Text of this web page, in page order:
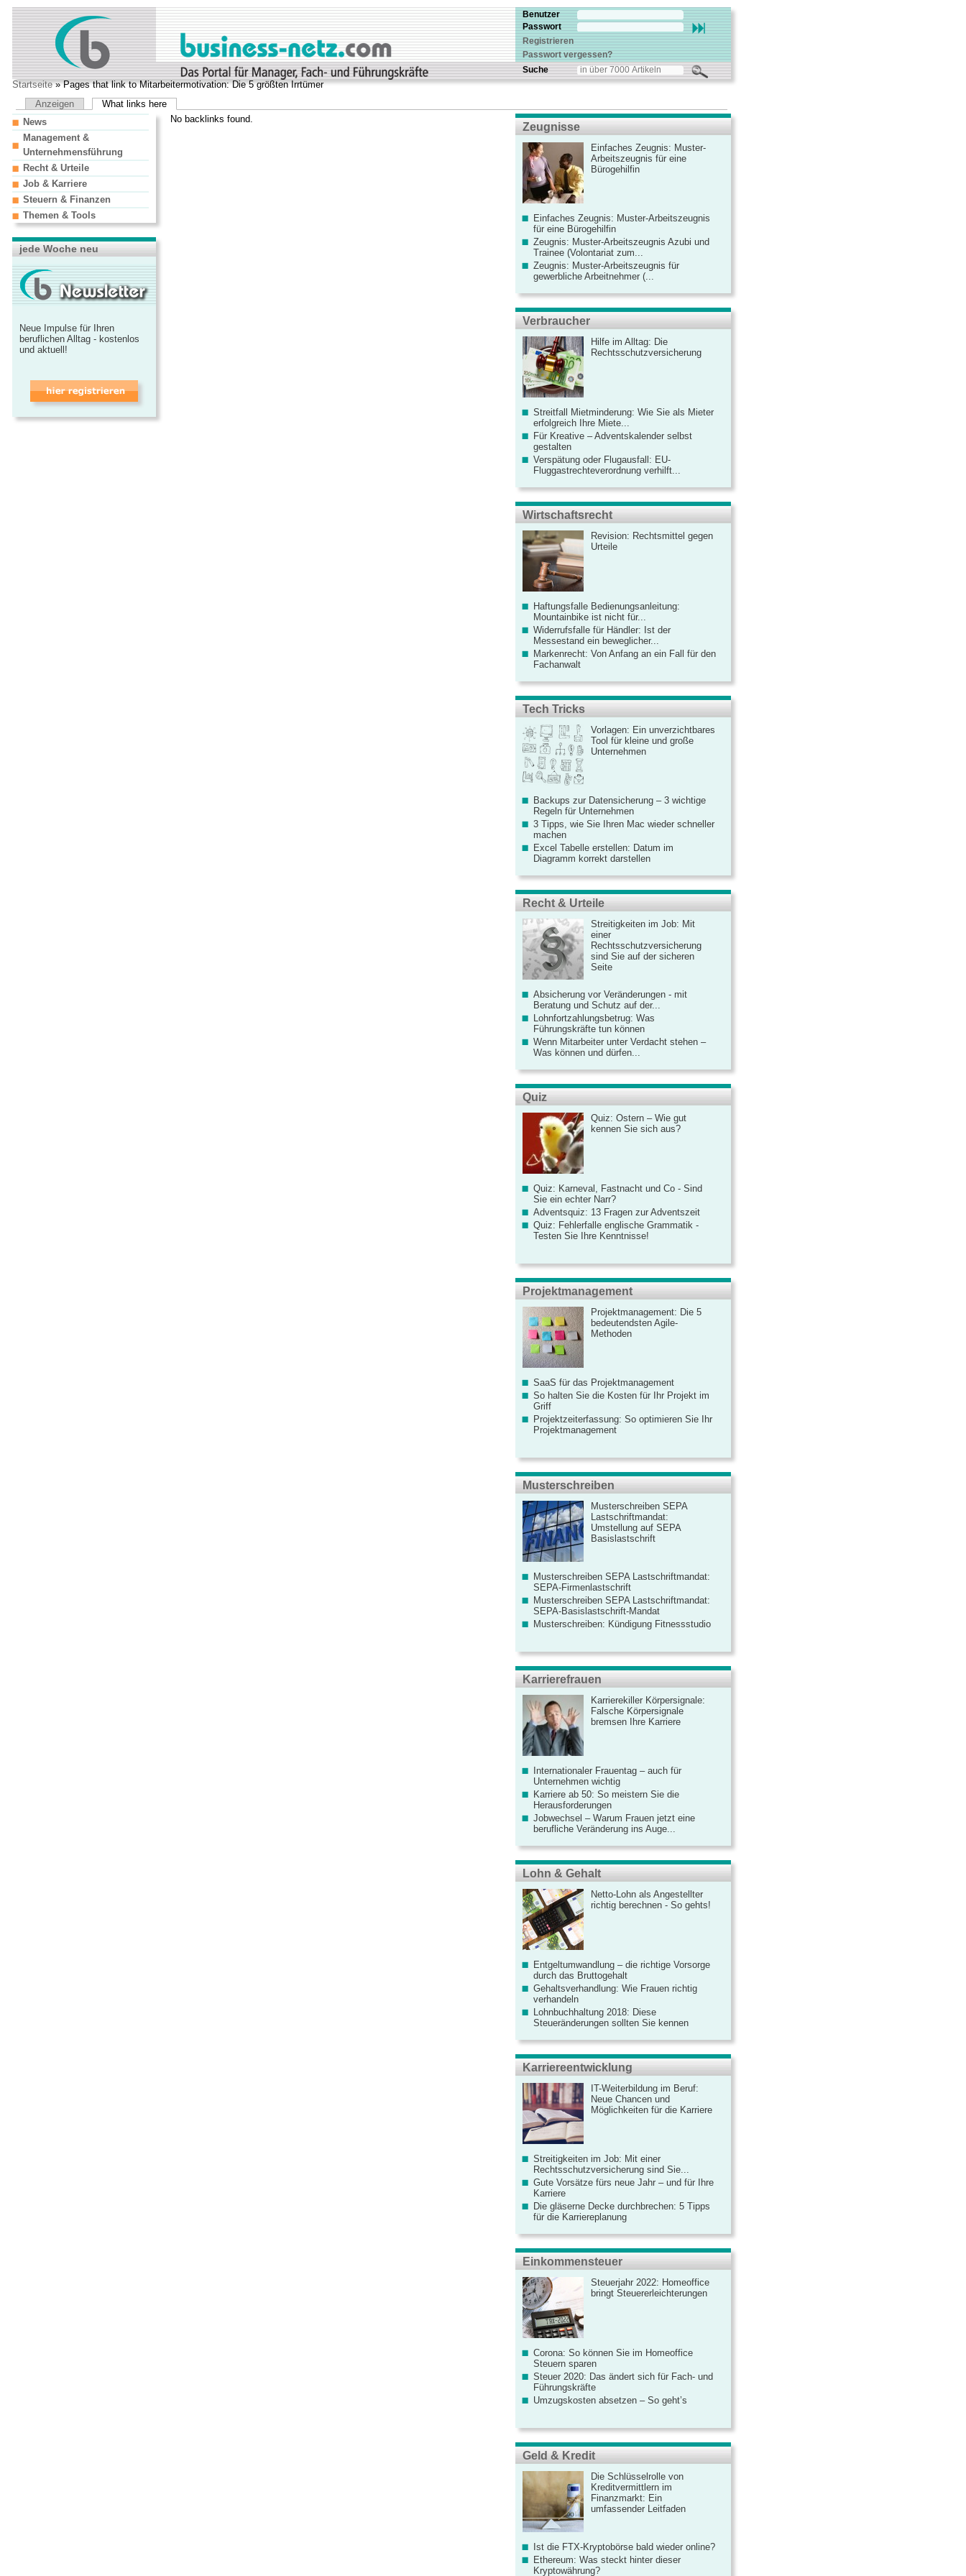
Benutzer
Passwort
Registrieren
Passwort vergessen?
Suche
Startseite» Pages that link to Mitarbeitermotivation: Die 5 größten Irrtümer
Anzeigen
What links here
No backlinks found.
News
Management &
Unternehmensführung
Recht & Urteile
Job & Karriere
Steuern & Finanzen
Themen & Tools
jede Woche neu
Neue Impulse für Ihren
beruflichen Alltag - kostenlos
und aktuell!
Zeugnisse
Einfaches Zeugnis: Muster-
Arbeitszeugnis für eine
Bürogehilfin
Einfaches Zeugnis: Muster-Arbeitszeugnis
für eine Bürogehilfin
Zeugnis: Muster-Arbeitszeugnis Azubi und
Trainee (Volontariat zum...
Zeugnis: Muster-Arbeitszeugnis für
gewerbliche Arbeitnehmer (...
Verbraucher
Hilfe im Alltag: Die
Rechtsschutzversicherung
Streitfall Mietminderung: Wie Sie als Mieter
erfolgreich Ihre Miete...
Für Kreative – Adventskalender selbst
gestalten
Verspätung oder Flugausfall: EU-
Fluggastrechteverordnung verhilft...
Wirtschaftsrecht
Revision: Rechtsmittel gegen
Urteile
Haftungsfalle Bedienungsanleitung:
Mountainbike ist nicht für...
Widerrufsfalle für Händler: Ist der
Messestand ein beweglicher...
Markenrecht: Von Anfang an ein Fall für den
Fachanwalt
Tech Tricks
Vorlagen: Ein unverzichtbares
Tool für kleine und große
Unternehmen
Backups zur Datensicherung – 3 wichtige
Regeln für Unternehmen
3 Tipps, wie Sie Ihren Mac wieder schneller
machen
Excel Tabelle erstellen: Datum im
Diagramm korrekt darstellen
Recht & Urteile
Streitigkeiten im Job: Mit
einer
Rechtsschutzversicherung
sind Sie auf der sicheren
Seite
Absicherung vor Veränderungen - mit
Beratung und Schutz auf der...
Lohnfortzahlungsbetrug: Was
Führungskräfte tun können
Wenn Mitarbeiter unter Verdacht stehen –
Was können und dürfen...
Quiz
Quiz: Ostern – Wie gut
kennen Sie sich aus?
Quiz: Karneval, Fastnacht und Co - Sind
Sie ein echter Narr?
Adventsquiz: 13 Fragen zur Adventszeit
Quiz: Fehlerfalle englische Grammatik -
Testen Sie Ihre Kenntnisse!
Projektmanagement
Projektmanagement: Die 5
bedeutendsten Agile-
Methoden
SaaS für das Projektmanagement
So halten Sie die Kosten für Ihr Projekt im
Griff
Projektzeiterfassung: So optimieren Sie Ihr
Projektmanagement
Musterschreiben
Musterschreiben SEPA
Lastschriftmandat:
Umstellung auf SEPA
Basislastschrift
Musterschreiben SEPA Lastschriftmandat:
SEPA-Firmenlastschrift
Musterschreiben SEPA Lastschriftmandat:
SEPA-Basislastschrift-Mandat
Musterschreiben: Kündigung Fitnessstudio
Karrierefrauen
Karrierekiller Körpersignale:
Falsche Körpersignale
bremsen Ihre Karriere
Internationaler Frauentag – auch für
Unternehmen wichtig
Karriere ab 50: So meistern Sie die
Herausforderungen
Jobwechsel – Warum Frauen jetzt eine
berufliche Veränderung ins Auge...
Lohn & Gehalt
Netto-Lohn als Angestellter
richtig berechnen - So gehts!
Entgeltumwandlung – die richtige Vorsorge
durch das Bruttogehalt
Gehaltsverhandlung: Wie Frauen richtig
verhandeln
Lohnbuchhaltung 2018: Diese
Steueränderungen sollten Sie kennen
Karriereentwicklung
IT-Weiterbildung im Beruf:
Neue Chancen und
Möglichkeiten für die Karriere
Streitigkeiten im Job: Mit einer
Rechtsschutzversicherung sind Sie...
Gute Vorsätze fürs neue Jahr – und für Ihre
Karriere
Die gläserne Decke durchbrechen: 5 Tipps
für die Karriereplanung
Einkommensteuer
Steuerjahr 2022: Homeoffice
bringt Steuererleichterungen
Corona: So können Sie im Homeoffice
Steuern sparen
Steuer 2020: Das ändert sich für Fach- und
Führungskräfte
Umzugskosten absetzen – So geht’s
Geld & Kredit
Die Schlüsselrolle von
Kreditvermittlern im
Finanzmarkt: Ein
umfassender Leitfaden
Ist die FTX-Kryptobörse bald wieder online?
Ethereum: Was steckt hinter dieser
Kryptowährung?